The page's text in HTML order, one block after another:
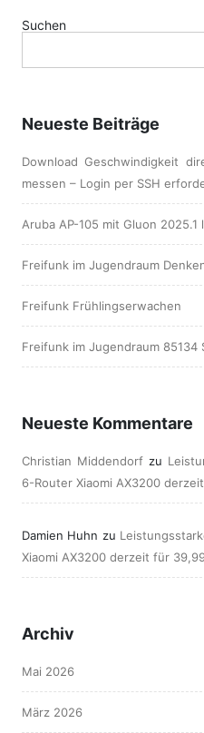
Suchen
Neueste Beiträge
Download Geschwindigkeit
messen – Login per SSH
Aruba AP-105 mit Gluon 2025.1
Freifunk im Jugendraum
Freifunk Frühlingserwachen
Freifunk im Jugendraum 85134
Neueste Kommentare
Christian Middendorf zu
6-Router Xiaomi AX3200
Damien Huhn zu
Xiaomi AX3200 derzeit für
Archiv
Mai 2026
März 2026